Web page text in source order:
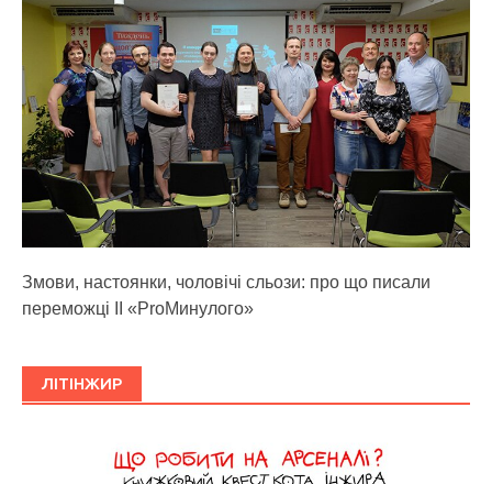
Змови, настоянки, чоловічі сльози: про що писали
переможці ІІ «ProМинулого»
ЛІТІНЖИР